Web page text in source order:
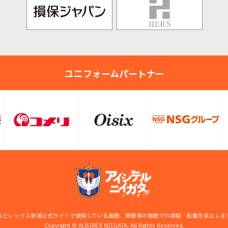
ユニフォームパートナー
ビレックス新潟公式サイトで使用している画像、映像等の無断での複製・転載を禁止しま
Copyright © ALBIREX NIIGATA. All Rights Reserved.